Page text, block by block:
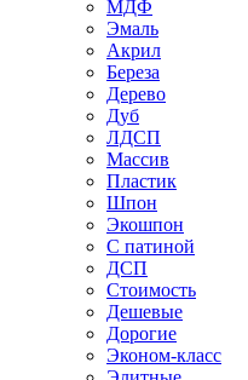
МДФ
Эмаль
Акрил
Береза
Дерево
Дуб
ЛДСП
Массив
Пластик
Шпон
Экошпон
С патиной
ДСП
Стоимость
Дешевые
Дорогие
Эконом-класс